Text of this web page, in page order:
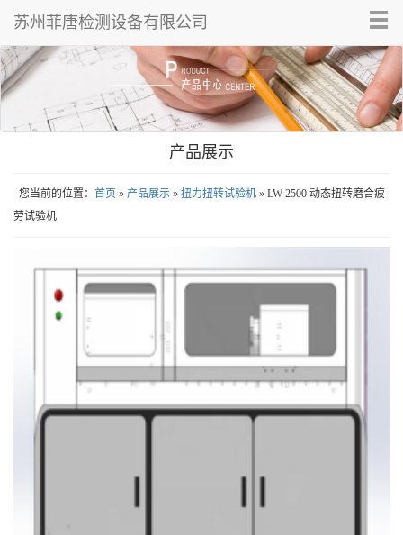
苏州菲唐检测设备有限公司
产品展示
您当前的位置： 首页 » 产品展示 » 扭力扭转试验机 » LW-2500 动态扭转磨合疲
劳试验机